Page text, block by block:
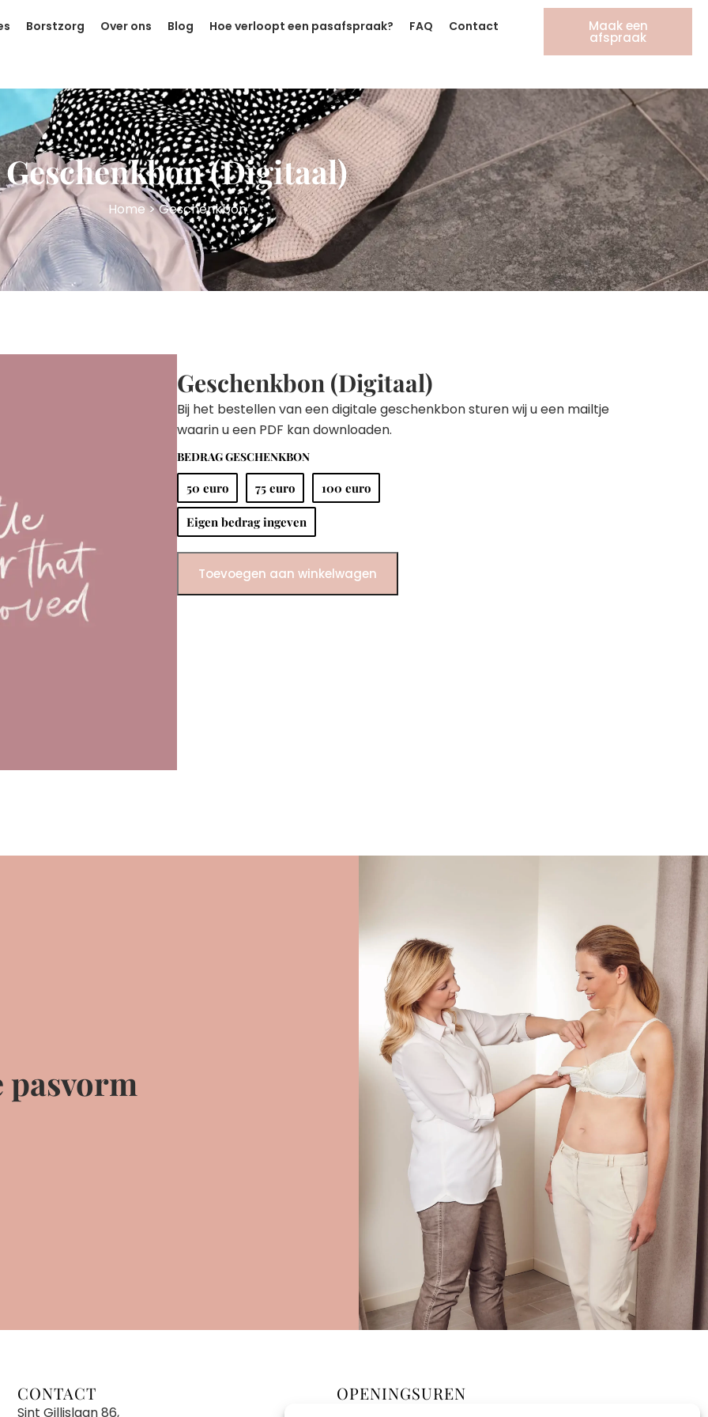
Borstzorg Over ons Blog Hoe verloopt een pasafspraak? FAQ Contact Maak een
afspraak
Geschenkbon (Digitaal)
Home> Geschenkbon
Geschenkbon (Digitaal)
Bij het bestellen van een digitale geschenkbon sturen wij u een mailtje
waarin u een PDF kan downloaden.
BEDRAG GESCHENKBON
50 euro 75 euro 100 euro
Eigen bedrag ingeven
Toevoegen aan winkelwagen
CONTACT
Sint Gillislaan 86,
OPENINGSUREN